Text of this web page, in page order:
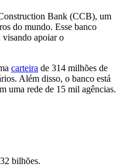
Bank (CCB), um
do mundo. Esse banco
apoiar o
carteira de 314 milhões de
Além disso, o banco está
uma rede de 15 mil agências.
bilhões.